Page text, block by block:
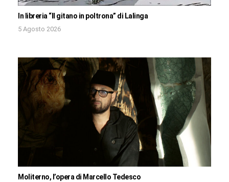
In libreria “Il gitano in poltrona” di Lalinga
5 Agosto 2026
Moliterno, l’opera di Marcello Tedesco